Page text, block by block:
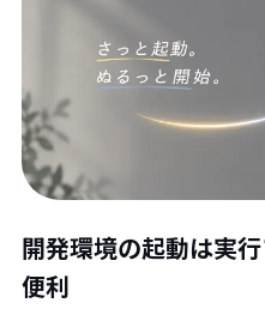
開発環境の起動は実
便利